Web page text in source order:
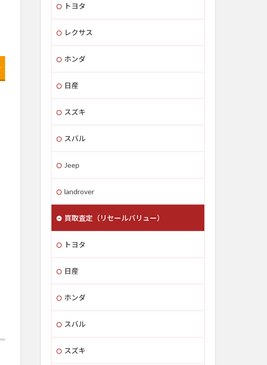
トヨタ
レクサス
ホンダ
日産
スズキ
スバル
Jeep
landrover
買取査定（リセールバリュー）
トヨタ
日産
ホンダ
スバル
スズキ